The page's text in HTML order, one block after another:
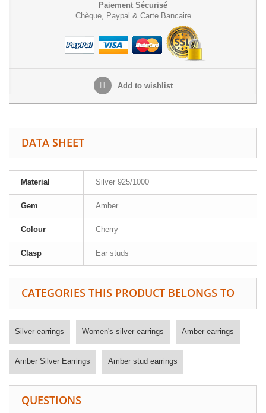
Paiement Sécurisé
Chèque, Paypal & Carte Bancaire
Add to wishlist
DATA SHEET
Material Silver 925/1000
Gem Amber
Colour Cherry
Clasp Ear studs
CATEGORIES THIS PRODUCT BELONGS TO
Silver earrings Women's silver earrings Amber earrings
Amber Silver Earrings Amber stud earrings
QUESTIONS